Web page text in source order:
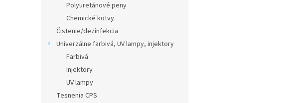
Polyuretánové peny
Chemické kotvy
Čistenie/dezinfekcia
Univerzálne farbivá, UV lampy, injektory
Farbivá
Injektory
UV lampy
Tesnenia CPS